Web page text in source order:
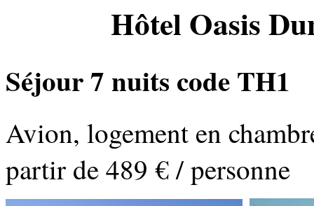
Hôtel Oasis
Séjour 7 nuits code TH1
Avion, logement en
partir de 489 € / personne